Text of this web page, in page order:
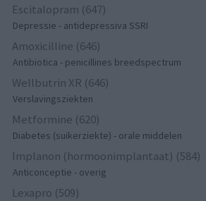
Escitalopram (647)
Depressie - antidepressiva SSRI
Amoxicilline (646)
Antibiotica - penicillines breedspectrum
Wellbutrin XR (646)
Verslavingsziekten
Metformine (620)
Diabetes (suikerziekte) - orale middelen
Implanon (hormoonimplantaat) (584)
Anticonceptie - overig
Lexapro (509)